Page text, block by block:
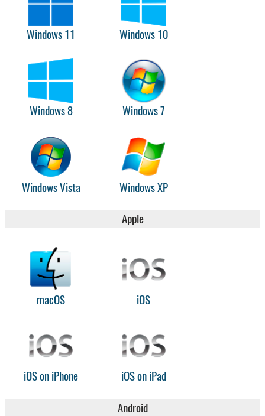
Windows 11 Windows 10
Windows 8 Windows 7
Windows Vista Windows XP
Apple
macOS iOS
iOS on iPhone iOS on iPad
Android